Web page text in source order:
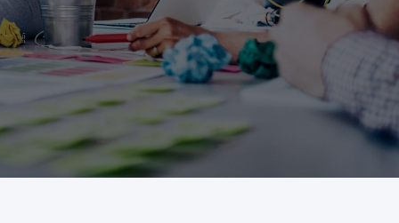
dzisiaj
Lekarz Specjalista (Nefrolog
/ Internista) (K/M/N)
Fresenius Medical Care Polska S.A.
świętokrzyskie/ Jędrzejów, Stacja Dializ